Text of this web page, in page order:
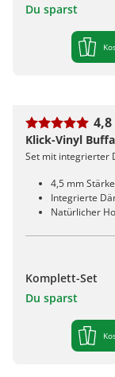
Du sparst
4,8
Klick-Vinyl
Set mit integrierter
4,5 mm
Integrierte
Natürlicher
Komplett-Set
Du sparst